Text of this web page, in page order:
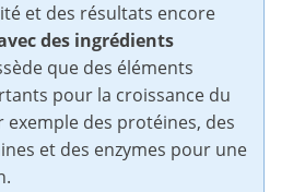
et des résultats encore
des ingrédients
que des éléments
pour la croissance du
exemple des protéines, des
et des enzymes pour une